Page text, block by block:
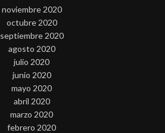
noviembre 2020
octubre 2020
septiembre 2020
agosto 2020
julio 2020
junio 2020
mayo 2020
abril 2020
marzo 2020
febrero 2020